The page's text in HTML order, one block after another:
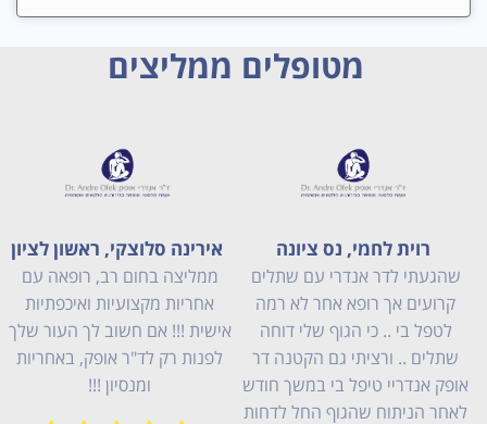
מטופלים ממליצים
אירינה סלוצקי, ראשון לציון
ממליצה בחום רב, רופאה עם
אחריות מקצועיות ואיכפתיות
אישית !!! אם חשוב לך העור שלך
לפנות רק לד"ר אופק, באחריות
ומנסיון !!!
דורין אהרוני, ראשון לציון
אני רוצה להודות לד"ר אנדרי אופק
על היחס המדהים שהוא נתן
לי;,אדם נעים חביב ורגוע.שנתן לי
להאמין בי ב 100% ,תודה לך ד"ר
בזכותך אני ממשיכה את חיי